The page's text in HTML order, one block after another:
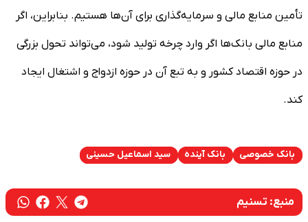
تأمین منابع مالی و سرمایه‌گذاری برای آن‌ها هستیم. بنابراین، اگر
منابع مالی بانک‌ها اگر وارد چرخه تولید شود، می‌تواند تحول بزرگی
در حوزه اقتصاد کشور و به تبع آن در حوزه ازدواج و اشتغال ایجاد
کند.
بانک خصوصی بانک آینده سید اسماعیل حسینی
منبع: تسنیم